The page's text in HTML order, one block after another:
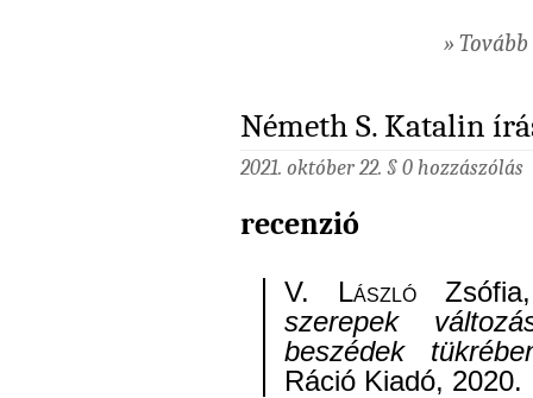
»
Németh S. Katalin
2021. október 22. § 0 hozzászólás
recenzió
V. László
szerepek
beszédek
Ráció Kiadó, 2020.